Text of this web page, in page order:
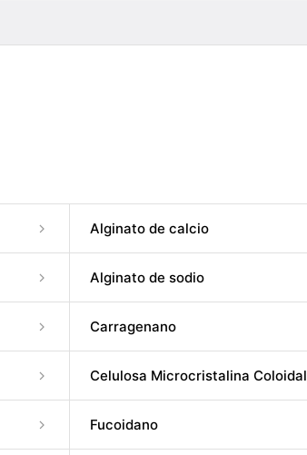
Alginato de calcio
Alginato de sodio
Carragenano
Celulosa Microcristalina Coloidal
Fucoidano